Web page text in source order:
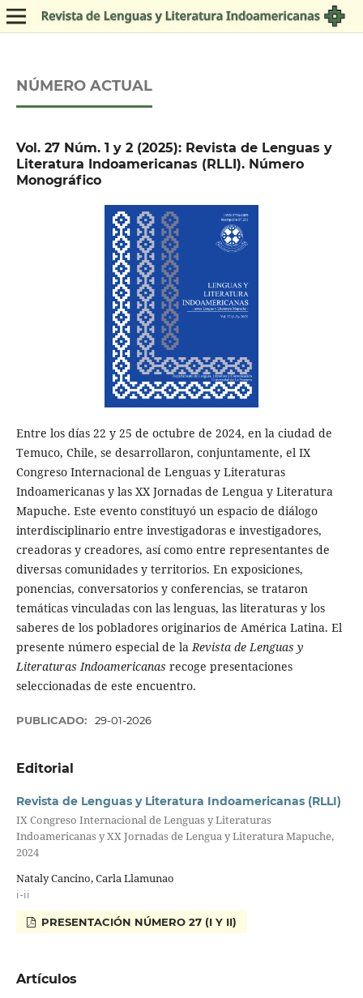
NÚMERO ACTUAL
Vol. 27 Núm. 1 y 2 (2025): Revista de Lenguas y
Literatura Indoamericanas (RLLI). Número
Monográfico
Entre los días 22 y 25 de octubre de 2024, en la ciudad de
Temuco, Chile, se desarrollaron, conjuntamente, el IX
Congreso Internacional de Lenguas y Literaturas
Indoamericanas y las XX Jornadas de Lengua y Literatura
Mapuche. Este evento constituyó un espacio de diálogo
interdisciplinario entre investigadoras e investigadores,
creadoras y creadores, así como entre representantes de
diversas comunidades y territorios. En exposiciones,
ponencias, conversatorios y conferencias, se trataron
temáticas vinculadas con las lenguas, las literaturas y los
saberes de los pobladores originarios de América Latina. El
presente número especial de laRevista de Lenguas y
Literaturas Indoamericanas recoge presentaciones
seleccionadas de este encuentro.
PUBLICADO: 29-01-2026
Editorial
Revista de Lenguas y Literatura Indoamericanas (RLLI)
IX Congreso Internacional de Lenguas y Literaturas
Indoamericanas y XX Jornadas de Lengua y Literatura Mapuche,
2024
Nataly Cancino, Carla Llamunao
i-ii
PRESENTACIÓN NÚMERO 27 (I Y II)
Artículos